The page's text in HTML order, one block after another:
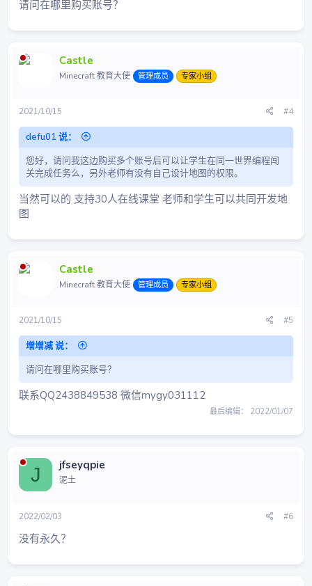
请问在哪里购买账号？
Castle
Minecraft 教育大使 管理成员 专家小组
2021/10/15 #4
defu01 说：
您好，请问我这边购买多个账号后可以让学生在同一世界编程闯
关完成任务么，另外老师有没有自己设计地图的权限。
当然可以的 支持30人在线课堂 老师和学生可以共同开发地
图
Castle
Minecraft 教育大使 管理成员 专家小组
2021/10/15 #5
增增减 说：
请问在哪里购买账号？
联系QQ2438849538 微信mygy031112
最后编辑： 2022/01/07
J jfseyqpie
泥土
2022/02/03 #6
没有永久？